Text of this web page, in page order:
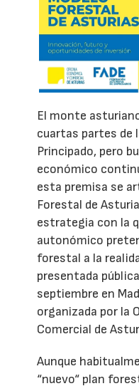
El monte
cuartas partes de
Principado, pero
económico
esta premisa se
Forestal de
estrategia con la
autonómico
forestal a la
presentada
septiembre en
organizada por la
Comercial de
Aunque
“nuevo“ plan